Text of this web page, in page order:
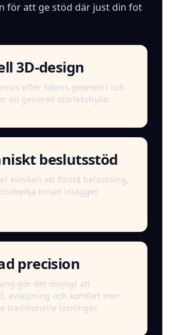
för att ge stöd där just din fot
3D-design
efter fotens geometri och
en generell storlekshylla.
beslutsstöd
kliniken att förstå belastning,
innan inlägget
precision
gör det möjligt att
avlastning och komfort mer
traditionella lösningar.